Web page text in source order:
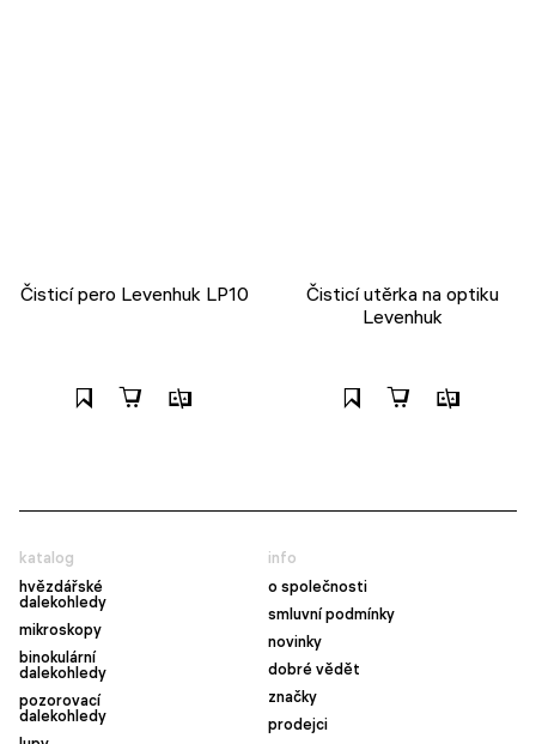
Čisticí pero Levenhuk LP10
Čisticí utěrka na optiku
Levenhuk
katalog
hvězdářské
dalekohledy
mikroskopy
binokulární
dalekohledy
pozorovací
dalekohledy
info
o společnosti
smluvní podmínky
novinky
dobré vědět
značky
prodejci